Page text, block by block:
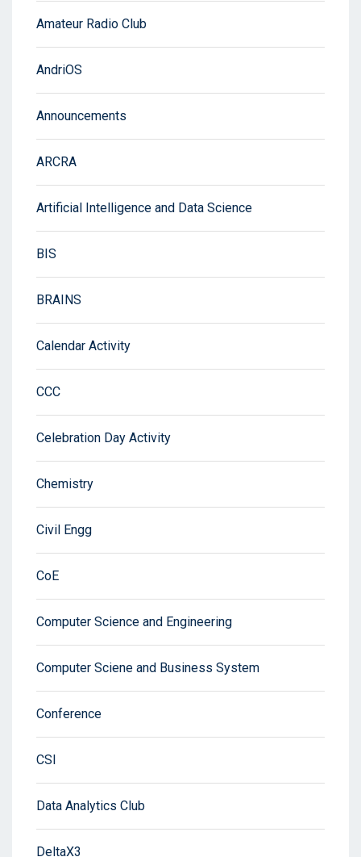
Amateur Radio Club
AndriOS
Announcements
ARCRA
Artificial Intelligence and Data Science
BIS
BRAINS
Calendar Activity
CCC
Celebration Day Activity
Chemistry
Civil Engg
CoE
Computer Science and Engineering
Computer Sciene and Business System
Conference
CSI
Data Analytics Club
DeltaX3